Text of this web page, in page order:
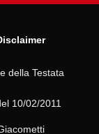
della Testata
10/02/2011